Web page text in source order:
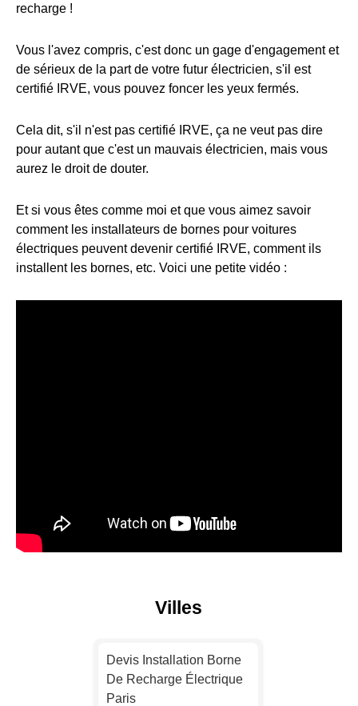
recharge !
Vous l'avez compris, c'est donc un gage d'engagement et
de sérieux de la part de votre futur électricien, s'il est
certifié IRVE, vous pouvez foncer les yeux fermés.
Cela dit, s'il n'est pas certifié IRVE, ça ne veut pas dire
pour autant que c'est un mauvais électricien, mais vous
aurez le droit de douter.
Et si vous êtes comme moi et que vous aimez savoir
comment les installateurs de bornes pour voitures
électriques peuvent devenir certifié IRVE, comment ils
installent les bornes, etc. Voici une petite vidéo :
Villes
Devis Installation Borne
De Recharge Électrique
Paris